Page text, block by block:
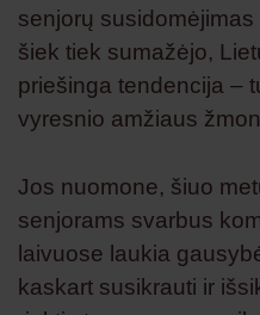
senjorų
šiek tiek sumažėjo,
priešinga tendencija –
vyresnio amžiaus
Jos nuomone, šiuo
senjorams svarbus
laivuose laukia
kaskart susikrauti ir